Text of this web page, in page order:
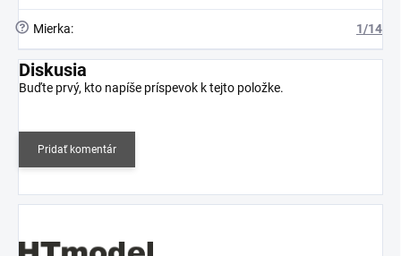
? Mierka: 1/14
Diskusia
Buďte prvý, kto napíše príspevok k tejto položke.
Pridať komentár